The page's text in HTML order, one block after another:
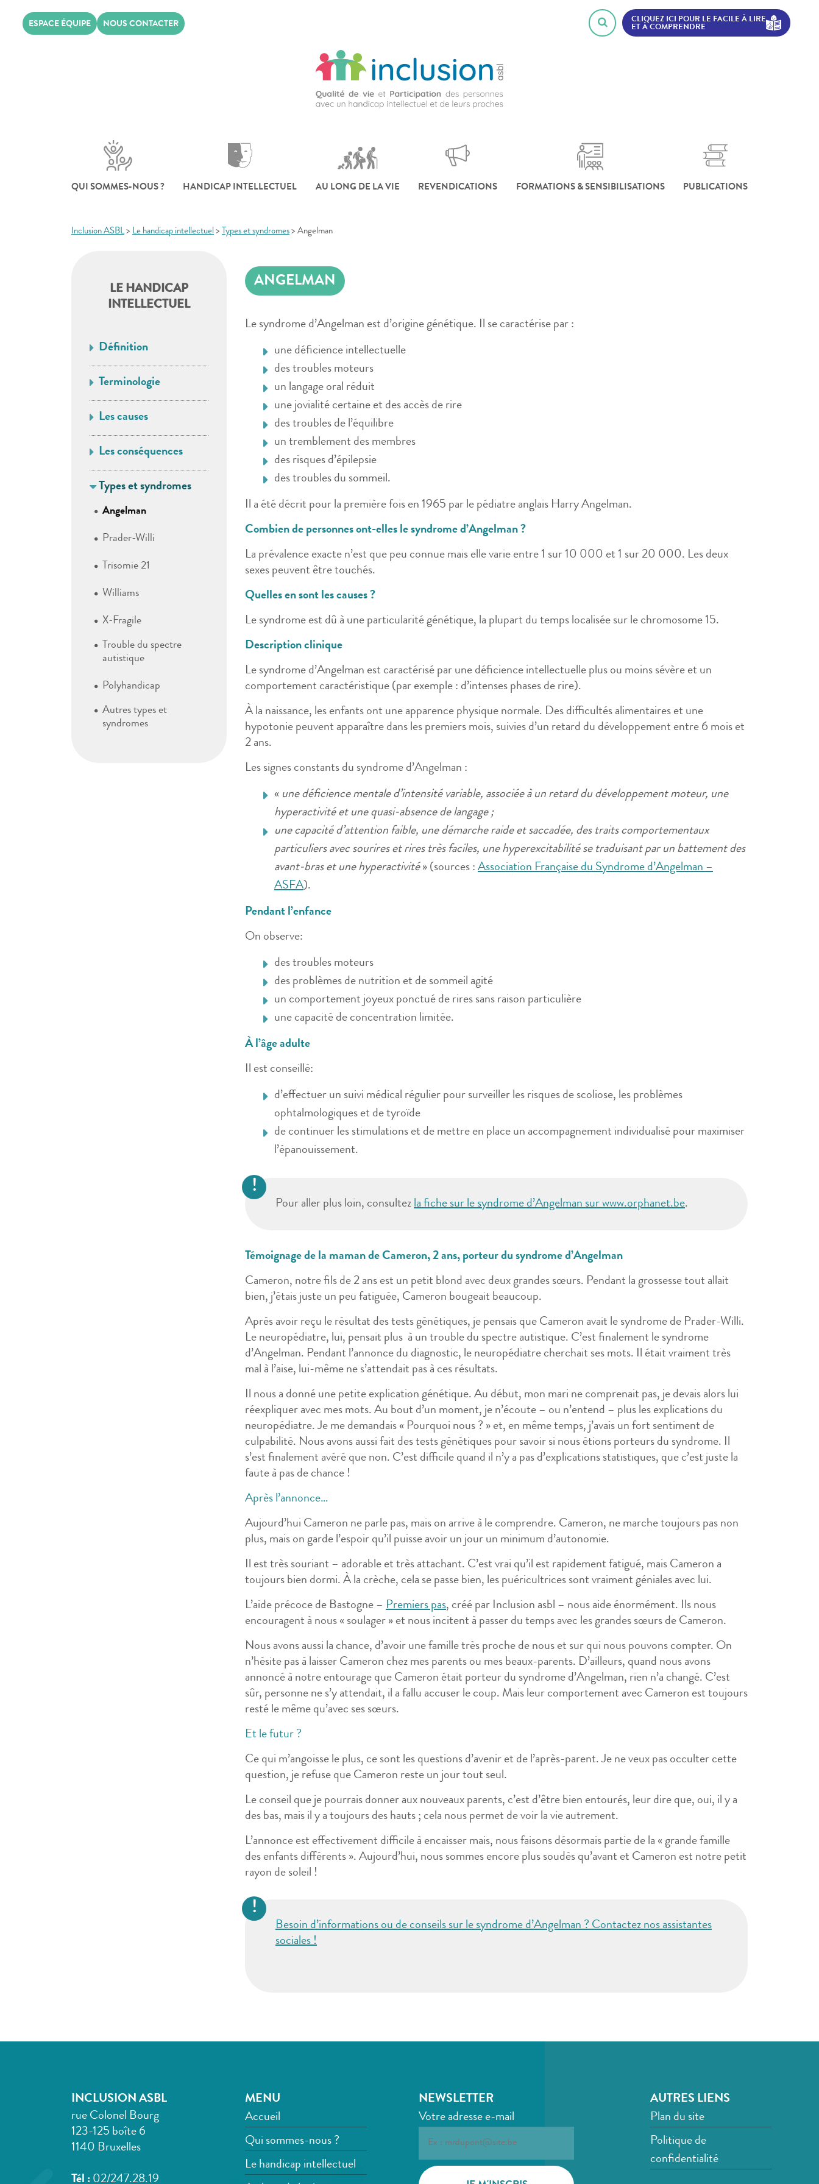
ESPACE ÉQUIPE NOUS CONTACTER
CLIQUEZ ICI POUR LE FACILE À LIRE
ET À COMPRENDRE
QUI SOMMES-NOUS ? HANDICAP INTELLECTUEL AU LONG DE LA VIE REVENDICATIONS FORMATIONS & SENSIBILISATIONS PUBLICATIONS
Inclusion ASBL> Le handicap intellectuel > Types et syndromes > Angelman
LE HANDICAP
INTELLECTUEL
Définition
Terminologie
Les causes
Les conséquences
Types et syndromes
Angelman
Prader-Willi
Trisomie 21
Williams
X-Fragile
Trouble du spectre
autistique
Polyhandicap
Autres types et
syndromes
ANGELMAN
Le syndrome d’Angelman est d’origine génétique. Il se caractérise par :
une déficience intellectuelle
des troubles moteurs
un langage oral réduit
une jovialité certaine et des accès de rire
des troubles de l’équilibre
un tremblement des membres
des risques d’épilepsie
des troubles du sommeil.
Il a été décrit pour la première fois en 1965 par le pédiatre anglais Harry Angelman.
Combien de personnes ont-elles le syndrome d’Angelman ?
La prévalence exacte n’est que peu connue mais elle varie entre 1 sur 10 000 et 1 sur 20 000. Les deux
sexes peuvent être touchés.
Quelles en sont les causes ?
Le syndrome est dû à une particularité génétique, la plupart du temps localisée sur le chromosome 15.
Description clinique
Le syndrome d’Angelman est caractérisé par une déficience intellectuelle plus ou moins sévère et un
comportement caractéristique (par exemple : d’intenses phases de rire).
À la naissance, les enfants ont une apparence physique normale. Des difficultés alimentaires et une
hypotonie peuvent apparaître dans les premiers mois, suivies d’un retard du développement entre 6 mois et
2 ans.
Les signes constants du syndrome d’Angelman :
« une déficience mentale d’intensité variable, associée à un retard du développement moteur, une
hyperactivité et une quasi-absence de langage ;
une capacité d’attention faible, une démarche raide et saccadée, des traits comportementaux
particuliers avec sourires et rires très faciles, une hyperexcitabilité se traduisant par un battement des
avant-bras et une hyperactivité» (sources : Association Française du Syndrome d’Angelman –
ASFA).
Pendant l’enfance
On observe:
des troubles moteurs
des problèmes de nutrition et de sommeil agité
un comportement joyeux ponctué de rires sans raison particulière
une capacité de concentration limitée.
À l’âge adulte
Il est conseillé:
d’effectuer un suivi médical régulier pour surveiller les risques de scoliose, les problèmes
ophtalmologiques et de tyroïde
de continuer les stimulations et de mettre en place un accompagnement individualisé pour maximiser
l’épanouissement.
Pour aller plus loin, consultez la fiche sur le syndrome d’Angelman sur www.orphanet.be.
Témoignage de la maman de Cameron, 2 ans, porteur du syndrome d’Angelman
Cameron, notre fils de 2 ans est un petit blond avec deux grandes sœurs. Pendant la grossesse tout allait
bien, j’étais juste un peu fatiguée, Cameron bougeait beaucoup.
Après avoir reçu le résultat des tests génétiques, je pensais que Cameron avait le syndrome de Prader-Willi.
Le neuropédiatre, lui, pensait plus à un trouble du spectre autistique. C’est finalement le syndrome
d’Angelman. Pendant l’annonce du diagnostic, le neuropédiatre cherchait ses mots. Il était vraiment très
mal à l’aise, lui-même ne s’attendait pas à ces résultats.
Il nous a donné une petite explication génétique. Au début, mon mari ne comprenait pas, je devais alors lui
réexpliquer avec mes mots. Au bout d’un moment, je n’écoute – ou n’entend – plus les explications du
neuropédiatre. Je me demandais « Pourquoi nous ? » et, en même temps, j’avais un fort sentiment de
culpabilité. Nous avons aussi fait des tests génétiques pour savoir si nous étions porteurs du syndrome. Il
s’est finalement avéré que non. C’est difficile quand il n’y a pas d’explications statistiques, que c’est juste la
faute à pas de chance !
Après l’annonce…
Aujourd’hui Cameron ne parle pas, mais on arrive à le comprendre. Cameron, ne marche toujours pas non
plus, mais on garde l’espoir qu’il puisse avoir un jour un minimum d’autonomie.
Il est très souriant – adorable et très attachant. C’est vrai qu’il est rapidement fatigué, mais Cameron a
toujours bien dormi. À la crèche, cela se passe bien, les puéricultrices sont vraiment géniales avec lui.
L’aide précoce de Bastogne – Premiers pas, créé par Inclusion asbl – nous aide énormément. Ils nous
encouragent à nous « soulager » et nous incitent à passer du temps avec les grandes sœurs de Cameron.
Nous avons aussi la chance, d’avoir une famille très proche de nous et sur qui nous pouvons compter. On
n’hésite pas à laisser Cameron chez mes parents ou mes beaux-parents. D’ailleurs, quand nous avons
annoncé à notre entourage que Cameron était porteur du syndrome d’Angelman, rien n’a changé. C’est
sûr, personne ne s’y attendait, il a fallu accuser le coup. Mais leur comportement avec Cameron est toujours
resté le même qu’avec ses sœurs.
Et le futur ?
Ce qui m’angoisse le plus, ce sont les questions d’avenir et de l’après-parent. Je ne veux pas occulter cette
question, je refuse que Cameron reste un jour tout seul.
Le conseil que je pourrais donner aux nouveaux parents, c’est d’être bien entourés, leur dire que, oui, il y a
des bas, mais il y a toujours des hauts ; cela nous permet de voir la vie autrement.
L’annonce est effectivement difficile à encaisser mais, nous faisons désormais partie de la « grande famille
des enfants différents ». Aujourd’hui, nous sommes encore plus soudés qu’avant et Cameron est notre petit
rayon de soleil !
Besoin d’informations ou de conseils sur le syndrome d’Angelman ? Contactez nos assistantes
sociales !
INCLUSION ASBL
rue Colonel Bourg
123-125 boîte 6
1140 Bruxelles
Tél : 02/247.28.19
MENU
Accueil
Qui sommes-nous ?
Le handicap intellectuel
NEWSLETTER
Votre adresse e-mail
AUTRES LIENS
Plan du site
Politique de
confidentialité